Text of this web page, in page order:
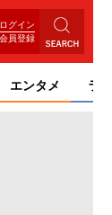
ログイン
会員登録
エンタメ ライ